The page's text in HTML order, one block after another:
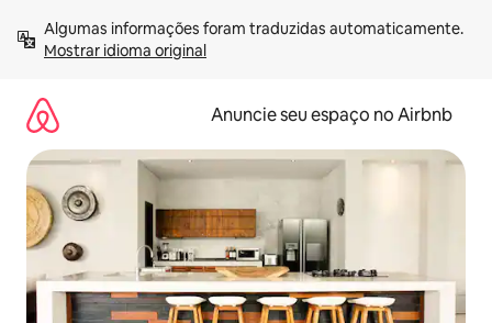
para
Mostrar idioma original
Anuncie seu espaço no Airbnb